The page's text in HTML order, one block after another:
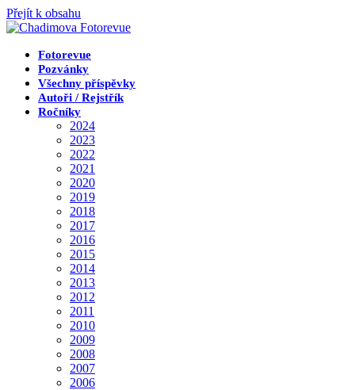
Přejít k obsahu
Fotorevue
Pozvánky
Všechny příspěvky
Autoři / Rejstřík
Ročníky
2024
2023
2022
2021
2020
2019
2018
2017
2016
2015
2014
2013
2012
2011
2010
2009
2008
2007
2006